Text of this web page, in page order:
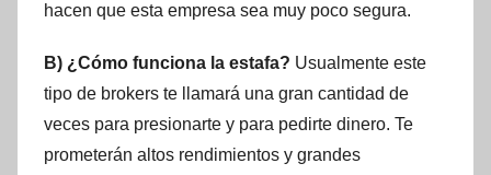
hacen que esta empresa sea muy poco segura.
B) ¿Cómo funciona la estafa? Usualmente este
tipo de brokers te llamará una gran cantidad de
veces para presionarte y para pedirte dinero. Te
prometerán altos rendimientos y grandes